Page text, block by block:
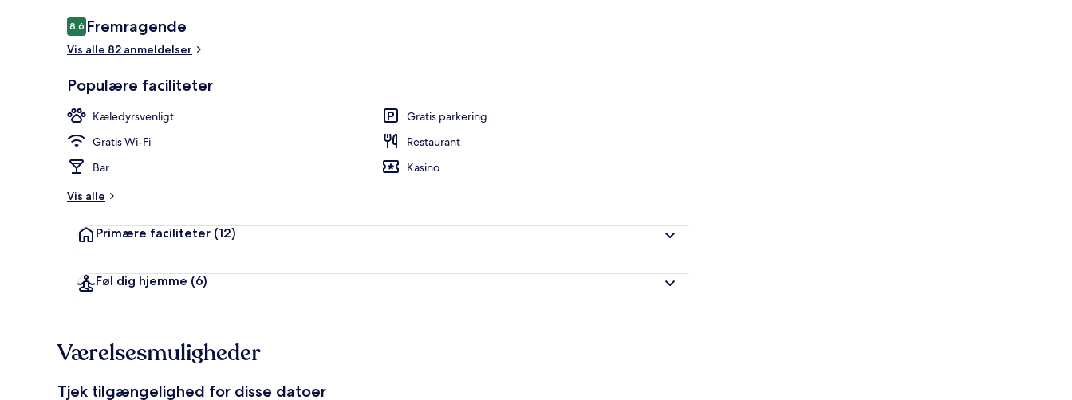
Anmeldelser
8,68,6 ud af 10.
Fremragende
Vis alle 82 anmeldelser
Populære faciliteter
Kæledyrsvenligt
Gratis parkering
Gratis Wi-Fi
Restaurant
Bar
Kasino
Vis alle
Primære faciliteter (12)
Føl dig hjemme (6)
Værelsesmuligheder
Tjek tilgængelighed for disse datoer